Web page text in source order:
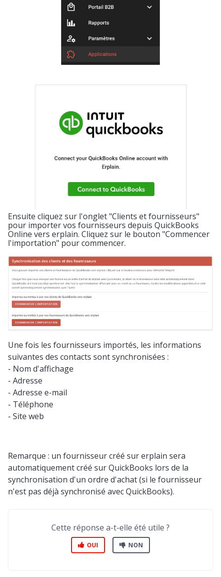
Ensuite cliquez sur l'onglet "Clients et fournisseurs"
pour importer vos fournisseurs depuis QuickBooks
Online vers erplain. Cliquez sur le bouton "Commencer
l'importation" pour commencer.
Une fois les fournisseurs importés, les informations
suivantes des contacts sont synchronisées :
- Nom d'affichage
- Adresse
- Adresse e-mail
- Téléphone
- Site web
Remarque : un fournisseur créé sur erplain sera
automatiquement créé sur QuickBooks lors de la
synchronisation d'un ordre d'achat (si le fournisseur
n'est pas déjà synchronisé avec QuickBooks).
Cette réponse a-t-elle été utile ?
OUI NON